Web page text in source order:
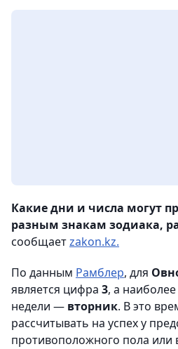
Какие дни и числа могут
разным знакам зодиака,
сообщаетzakon.kz.
По данным Рамблер, для
является цифра 3, а
недели — вторник. В это
рассчитывать на успех у
противоположного пола или